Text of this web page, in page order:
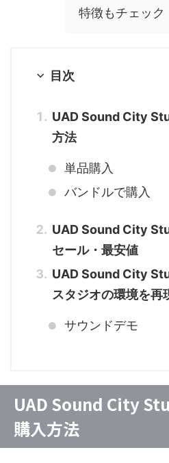
特徴もチェック
目次
UAD Sound City
方法
単品購入
バンドルで購入
UAD Sound City
セール・最安値
UAD Sound City
スタジオの環境を再
サウンドデモ
UAD Sound City
購入方法